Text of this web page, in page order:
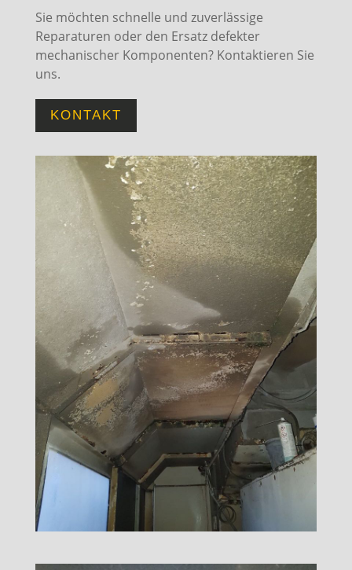
Sie möchten schnelle und zuverlässige
Reparaturen oder den Ersatz defekter
mechanischer Komponenten? Kontaktieren Sie
uns.
KONTAKT